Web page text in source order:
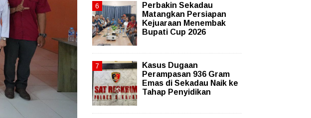
Perbakin Sekadau
Matangkan Persiapan
Kejuaraan Menembak
Bupati Cup 2026
Kasus Dugaan
Perampasan 936 Gram
Emas di Sekadau Naik ke
Tahap Penyidikan